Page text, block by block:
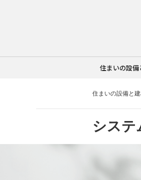
住まいの設備
住まいの設備と
システ